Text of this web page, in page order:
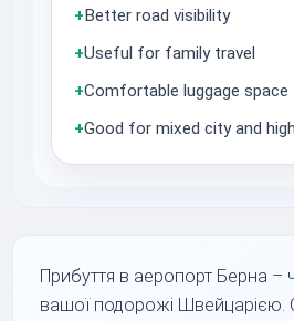
+Better road visibility
+Useful for family travel
+Comfortable luggage space
+Good for mixed city and
Прибуття в аеропорт Берна –
вашої подорожі Швейцарією.